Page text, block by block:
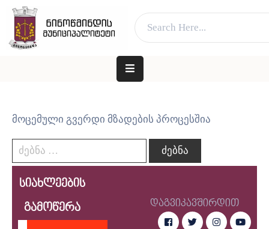
ᲛᲗᲐᲕᲐᲠᲘ
ᲮᲔᲚᲘᲡᲣᲤᲚᲔᲑᲐ
ᲛᲔᲠᲘᲐ
ᲛᲔᲠᲘ
მოცემული გვერდი მზადების პროცესშია
სიახლეების
გამოწერა
დაგვიკავშირდით
ვებ გვერდი მუშაობს სატესტო რეჟიმში